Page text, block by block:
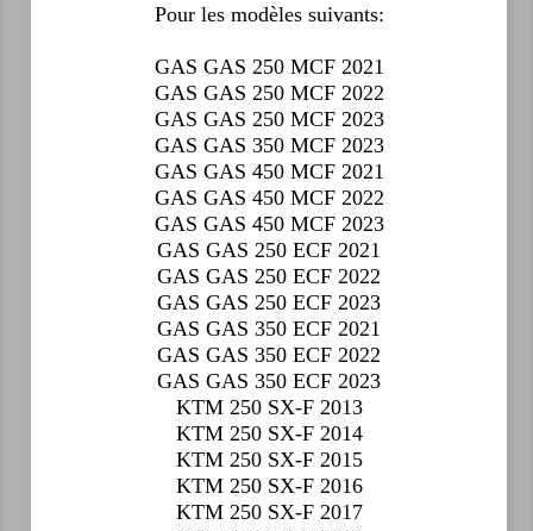
Pour les modèles suivants:
GAS GAS 250 MCF 2021
GAS GAS 250 MCF 2022
GAS GAS 250 MCF 2023
GAS GAS 350 MCF 2023
GAS GAS 450 MCF 2021
GAS GAS 450 MCF 2022
GAS GAS 450 MCF 2023
GAS GAS 250 ECF 2021
GAS GAS 250 ECF 2022
GAS GAS 250 ECF 2023
GAS GAS 350 ECF 2021
GAS GAS 350 ECF 2022
GAS GAS 350 ECF 2023
KTM 250 SX-F 2013
KTM 250 SX-F 2014
KTM 250 SX-F 2015
KTM 250 SX-F 2016
KTM 250 SX-F 2017